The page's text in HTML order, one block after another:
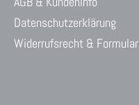
Datenschutzerklärung
Widerrufsrecht & Formular